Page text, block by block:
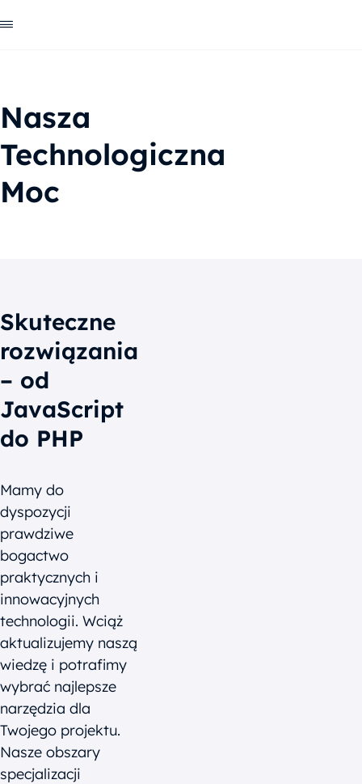
Nasza
Technologiczna
Moc
Skuteczne
rozwiązania
– od
JavaScript
do PHP
Mamy do
dyspozycji
prawdziwe
bogactwo
praktycznych i
innowacyjnych
technologii. Wciąż
aktualizujemy naszą
wiedzę i potrafimy
wybrać najlepsze
narzędzia dla
Twojego projektu.
Nasze obszary
specjalizacji